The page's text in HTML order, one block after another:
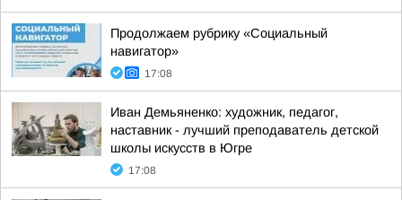
Продолжаем рубрику «Социальный
навигатор»
17:08
Иван Демьяненко: художник, педагог,
наставник - лучший преподаватель детской
школы искусств в Югре
17:08